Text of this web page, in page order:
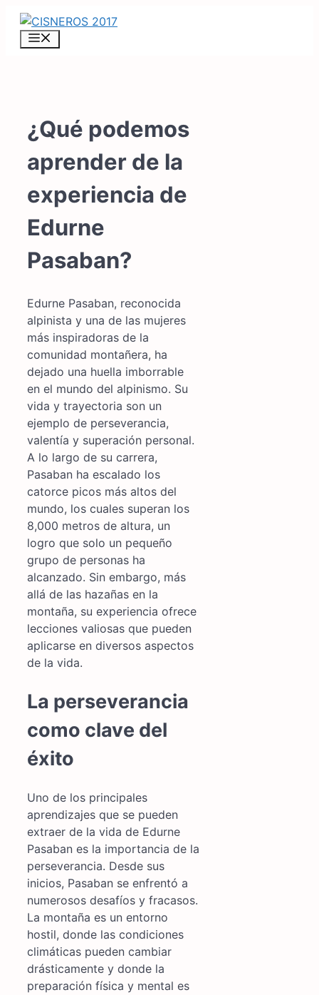
Saltar
contenido
¿Qué podemos
aprender de la
experiencia de
Edurne
Pasaban?
Edurne Pasaban, reconocida
alpinista y una de las mujeres
más inspiradoras de la
comunidad montañera, ha
dejado una huella imborrable
en el mundo del alpinismo. Su
vida y trayectoria son un
ejemplo de perseverancia,
valentía y superación personal.
A lo largo de su carrera,
Pasaban ha escalado los
catorce picos más altos del
mundo, los cuales superan los
8,000 metros de altura, un
logro que solo un pequeño
grupo de personas ha
alcanzado. Sin embargo, más
allá de las hazañas en la
montaña, su experiencia ofrece
lecciones valiosas que pueden
aplicarse en diversos aspectos
de la vida.
La perseverancia
como clave del
éxito
Uno de los principales
aprendizajes que se pueden
extraer de la vida de Edurne
Pasaban es la importancia de la
perseverancia. Desde sus
inicios, Pasaban se enfrentó a
numerosos desafíos y fracasos.
La montaña es un entorno
hostil, donde las condiciones
climáticas pueden cambiar
drásticamente y donde la
preparación física y mental es